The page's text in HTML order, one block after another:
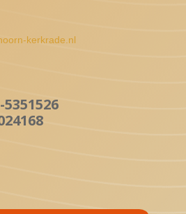
kerkrade.nl